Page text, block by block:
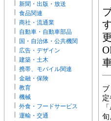
新聞・出版・放送
食品関連
商社・流通業
自動車・自動車部品
国・自治体・公共機関
広告・デザイン
建築・土木
携帯、モバイル関連
金融・保険
教育
機械
外食・フードサービス
運輸・交通
旬